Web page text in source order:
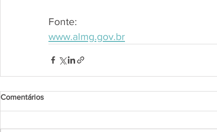
Fonte:
www.almg.gov.br
Comentários